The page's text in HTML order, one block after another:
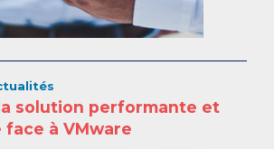
solution performante et
à VMware